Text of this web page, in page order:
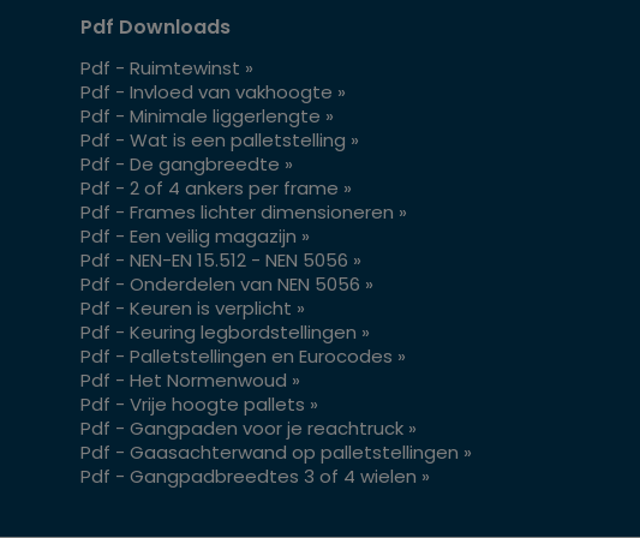
Pdf Downloads
Pdf - Ruimtewinst »
Pdf - Invloed van vakhoogte »
Pdf - Minimale liggerlengte »
Pdf - Wat is een palletstelling »
Pdf - De gangbreedte »
Pdf - 2 of 4 ankers per frame »
Pdf - Frames lichter dimensioneren »
Pdf - Een veilig magazijn »
Pdf - NEN-EN 15.512 - NEN 5056 »
Pdf - Onderdelen van NEN 5056 »
Pdf - Keuren is verplicht »
Pdf - Keuring legbordstellingen »
Pdf - Palletstellingen en Eurocodes »
Pdf - Het Normenwoud »
Pdf - Vrije hoogte pallets »
Pdf - Gangpaden voor je reachtruck »
Pdf - Gaasachterwand op palletstellingen »
Pdf - Gangpadbreedtes 3 of 4 wielen »